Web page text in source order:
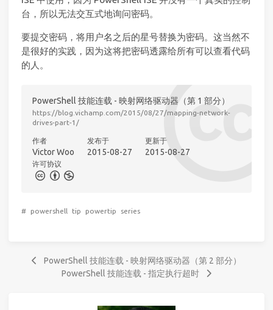
台，所以无法交互式地询问密码。
要提交密码，将用户名之后的星号替换为密码。这当然不
是很好的实践，因为这将把密码透露给所有可以查看代码
的人。
PowerShell 技能连载 - 映射网络驱动器（第 1 部分）
https://blog.vichamp.com/2015/08/27/mapping-network-
drives-part-1/
作者
Victor Woo
发布于
2015-08-27
更新于
2015-08-27
许可协议
# powershell tip powertip series
PowerShell 技能连载 - 映射网络驱动器（第 2 部分）
PowerShell 技能连载 - 指定执行超时